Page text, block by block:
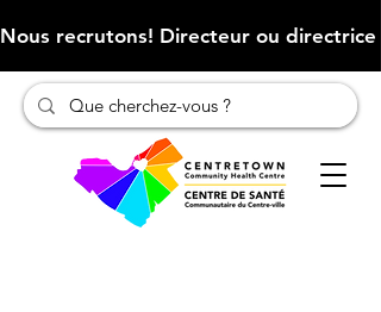
Nous recrutons! Directeur ou